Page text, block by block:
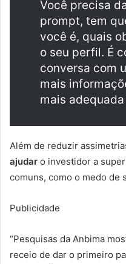
Você precisa
prompt, tem
você é, quais
o seu perfil. É
conversa com
mais
mais
Além de reduzir
ajudar o investidor a
comuns, como o medo de
Publicidade
“Pesquisas da Anbima
receio de dar o primeiro